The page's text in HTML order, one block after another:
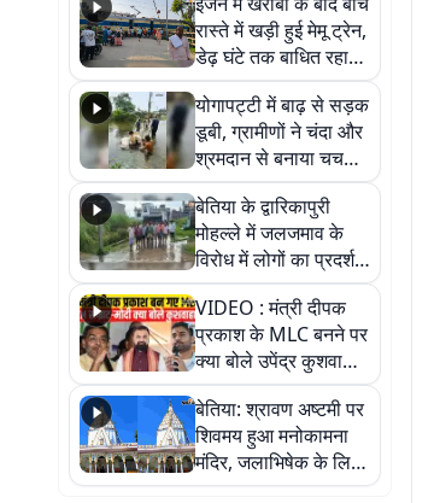
जयघोष से गूंजा परिसर
रास्ते में खड़ी हुई मेमू ट्रेन,
डेढ़ घंटे तक बाधित रहा
आवागमन
योगापट्टी में बाढ़ से सड़क
डूबी, ग्रामीणों ने चंदा और
श्रमदान से बनाया चचरी
पुल
बेतिया के द्वारिकापुरी
मोहल्ले में जलजमाव के
विरोध में लोगों का प्रदर्शन,
स्थायी समाधान की मांग
VIDEO : मंत्री दीपक
प्रकाश के MLC बनने पर
क्या बोले उपेंद्र कुशवाहा,
सुनिए
बेतिया: श्रावण अष्टमी पर
शिवमय हुआ मनोकामना
मंदिर, जलाभिषेक के लिए
लगी लंबी कतारें